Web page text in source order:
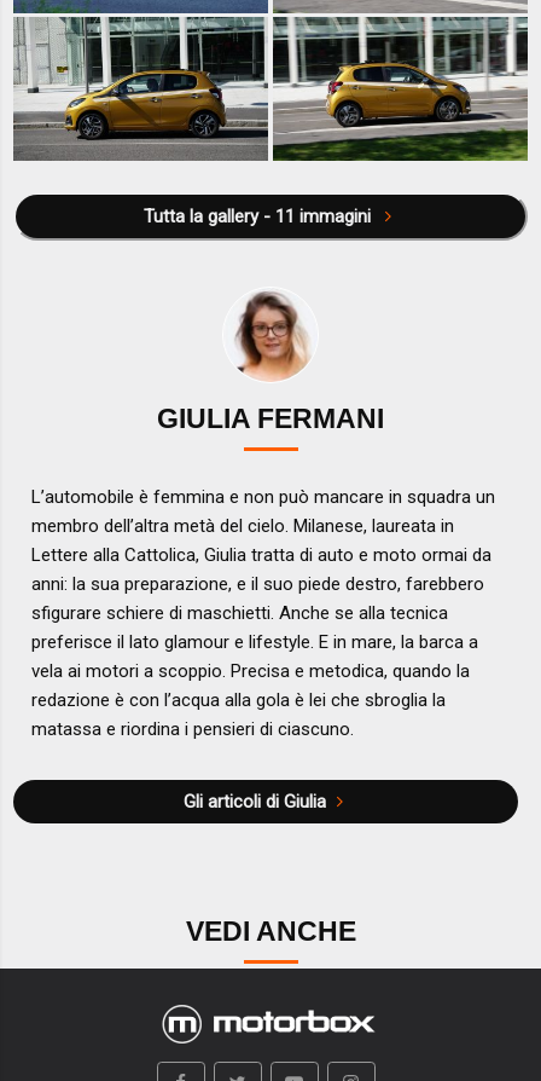
Tutta la gallery - 11 immagini
GIULIA FERMANI
L’automobile è femmina e non può mancare in squadra un
membro dell’altra metà del cielo. Milanese, laureata in
Lettere alla Cattolica, Giulia tratta di auto e moto ormai da
anni: la sua preparazione, e il suo piede destro, farebbero
sfigurare schiere di maschietti. Anche se alla tecnica
preferisce il lato glamour e lifestyle. E in mare, la barca a
vela ai motori a scoppio. Precisa e metodica, quando la
redazione è con l’acqua alla gola è lei che sbroglia la
matassa e riordina i pensieri di ciascuno.
Gli articoli di Giulia
VEDI ANCHE